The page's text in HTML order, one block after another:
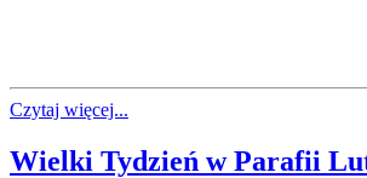
Czytaj więcej...
Wielki Tydzień w Parafii